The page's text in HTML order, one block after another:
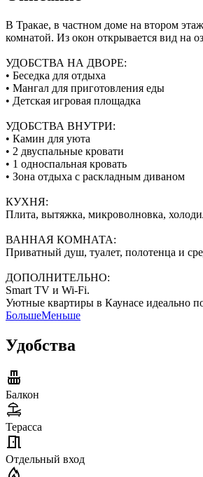
В Тракае, в частном доме на втором
комнатой. Из окон открывается вид на
УДОБСТВА НА ДВОРЕ:
• Беседка для отдыха
• Мангал для приготовления еды
• Детская игровая площадка
УДОБСТВА ВНУТРИ:
• Камин для уюта
• 2 двуспальные кровати
• 1 односпальная кровать
• Зона отдыха с раскладным диваном
КУХНЯ:
Плита, вытяжка, микроволновка,
ВАННАЯ КОМНАТА:
Приватный душ, туалет, полотенца и
ДОПОЛНИТЕЛЬНО:
Smart TV и Wi-Fi.
Уютные квартиры в Каунасе идеально
БольшеМеньше
Удобства
Балкон
Терасса
Отдельный вход